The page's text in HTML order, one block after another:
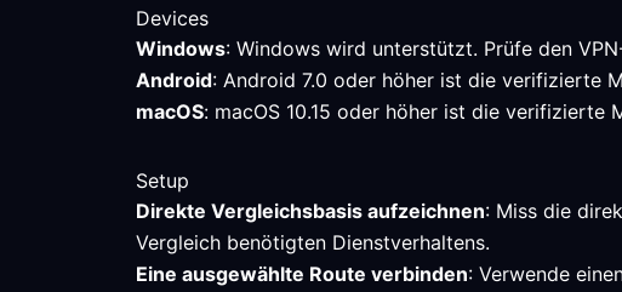
Devices
Windows: Windows wird unterstützt. Prüfe den
Android: Android 7.0 oder höher ist die verifizierte
macOS: macOS 10.15 oder höher ist die verifizierte
Setup
Direkte Vergleichsbasis aufzeichnen: Miss die
Vergleich benötigten Dienstverhaltens.
Eine ausgewählte Route verbinden: Verwende